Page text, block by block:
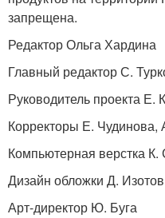
запрещена.
Редактор Ольга Хардина
Главный редактор С.
Руководитель проекта Е.
Корректоры Е. Чудинова,
Компьютерная верстка
Дизайн обложки Д. Изотов
Арт-директор Ю. Буга